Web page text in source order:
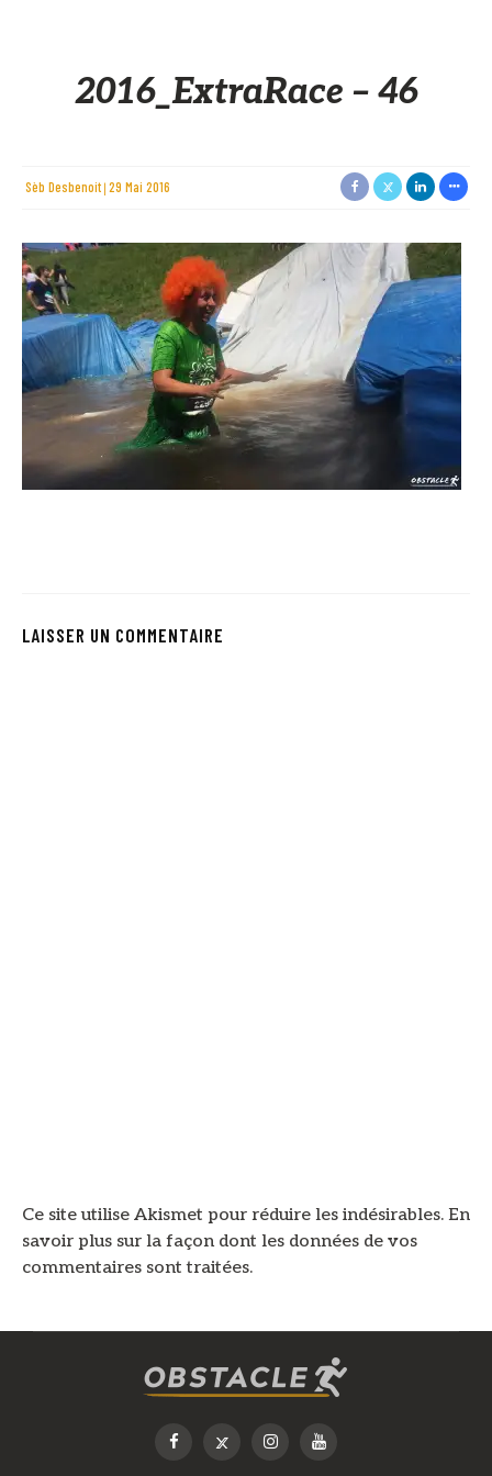
2016_ExtraRace – 46
Sèb Desbenoit 29 Mai 2016
LAISSER UN COMMENTAIRE
Ce site utilise Akismet pour réduire les indésirables. En
savoir plus sur la façon dont les données de vos
commentaires sont traitées.